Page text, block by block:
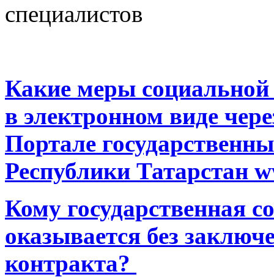
специалистов
Какие меры
в электронном виде
Портале
Республики Татарстан
Кому государственная
оказывается без
контракта?